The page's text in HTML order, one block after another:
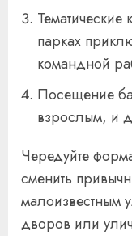
парках
командной
Посещение
взрослым, и
Чередуйте
сменить
малоизвестным
дворов или